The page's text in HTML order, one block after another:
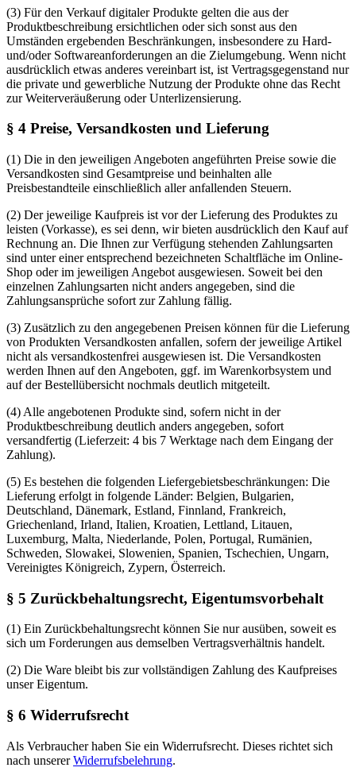
(3) Für den Verkauf digitaler Produkte gelten die aus der
Produktbeschreibung ersichtlichen oder sich sonst aus den
Umständen ergebenden Beschränkungen, insbesondere zu Hard-
und/oder Softwareanforderungen an die Zielumgebung. Wenn nicht
ausdrücklich etwas anderes vereinbart ist, ist Vertragsgegenstand nur
die private und gewerbliche Nutzung der Produkte ohne das Recht
zur Weiterveräußerung oder Unterlizensierung.
§ 4 Preise, Versandkosten und Lieferung
(1) Die in den jeweiligen Angeboten angeführten Preise sowie die
Versandkosten sind Gesamtpreise und beinhalten alle
Preisbestandteile einschließlich aller anfallenden Steuern.
(2) Der jeweilige Kaufpreis ist vor der Lieferung des Produktes zu
leisten (Vorkasse), es sei denn, wir bieten ausdrücklich den Kauf auf
Rechnung an. Die Ihnen zur Verfügung stehenden Zahlungsarten
sind unter einer entsprechend bezeichneten Schaltfläche im Online-
Shop oder im jeweiligen Angebot ausgewiesen. Soweit bei den
einzelnen Zahlungsarten nicht anders angegeben, sind die
Zahlungsansprüche sofort zur Zahlung fällig.
(3) Zusätzlich zu den angegebenen Preisen können für die Lieferung
von Produkten Versandkosten anfallen, sofern der jeweilige Artikel
nicht als versandkostenfrei ausgewiesen ist. Die Versandkosten
werden Ihnen auf den Angeboten, ggf. im Warenkorbsystem und
auf der Bestellübersicht nochmals deutlich mitgeteilt.
(4) Alle angebotenen Produkte sind, sofern nicht in der
Produktbeschreibung deutlich anders angegeben, sofort
versandfertig (Lieferzeit: 4 bis 7 Werktage nach dem Eingang der
Zahlung).
(5) Es bestehen die folgenden Liefergebietsbeschränkungen: Die
Lieferung erfolgt in folgende Länder: Belgien, Bulgarien,
Deutschland, Dänemark, Estland, Finnland, Frankreich,
Griechenland, Irland, Italien, Kroatien, Lettland, Litauen,
Luxemburg, Malta, Niederlande, Polen, Portugal, Rumänien,
Schweden, Slowakei, Slowenien, Spanien, Tschechien, Ungarn,
Vereinigtes Königreich, Zypern, Österreich.
§ 5 Zurückbehaltungsrecht, Eigentumsvorbehalt
(1) Ein Zurückbehaltungsrecht können Sie nur ausüben, soweit es
sich um Forderungen aus demselben Vertragsverhältnis handelt.
(2) Die Ware bleibt bis zur vollständigen Zahlung des Kaufpreises
unser Eigentum.
§ 6 Widerrufsrecht
Als Verbraucher haben Sie ein Widerrufsrecht. Dieses richtet sich
nach unsererWiderrufsbelehrung.